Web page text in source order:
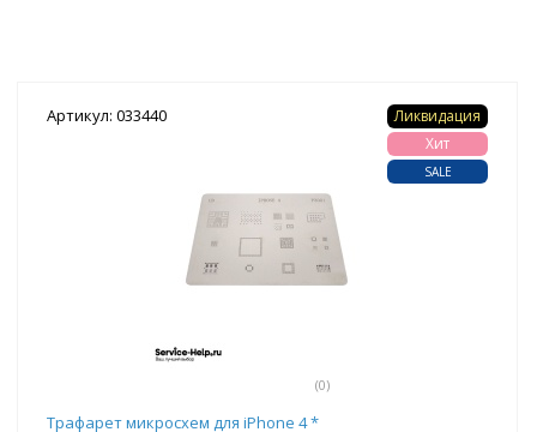
Артикул: 033440
(0)
Ликвидация
Хит
SALE
Трафарет микросхем для iPhone 4 *